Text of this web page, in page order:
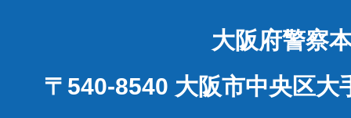
大阪府警察
〒540-8540 大阪市中央区大